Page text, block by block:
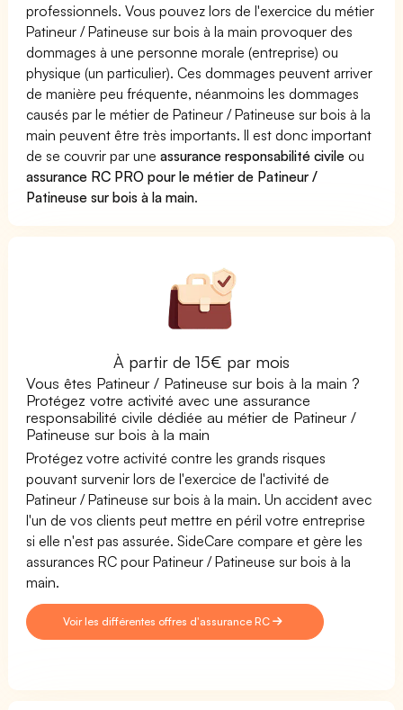
professionnels. Vous pouvez lors de l'exercice du métier
Patineur / Patineuse sur bois à la main provoquer des
dommages à une personne morale (entreprise) ou
physique (un particulier). Ces dommages peuvent arriver
de manière peu fréquente, néanmoins les dommages
causés par le métier de Patineur / Patineuse sur bois à la
main peuvent être très importants. Il est donc important
de se couvrir par uneassurance responsabilité civile ou
assurance RC PRO pour le métier de Patineur /
Patineuse sur bois à la main.
À partir de 15€ par mois
Vous êtes Patineur / Patineuse sur bois à la main ?
Protégez votre activité avec une assurance
responsabilité civile dédiée au métier de Patineur /
Patineuse sur bois à la main
Protégez votre activité contre les grands risques
pouvant survenir lors de l'exercice de l'activité de
Patineur / Patineuse sur bois à la main. Un accident avec
l'un de vos clients peut mettre en péril votre entreprise
si elle n'est pas assurée. SideCare compare et gère les
assurances RC pour Patineur / Patineuse sur bois à la
main.
Voir les différentes offres d'assurance RC